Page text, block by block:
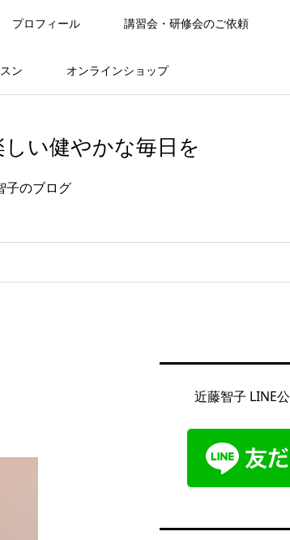
プロフィール 講習会・研修会のご依頼
ン オンラインショップ
い健やかな毎日を
子のブログ
近藤智子 LINE